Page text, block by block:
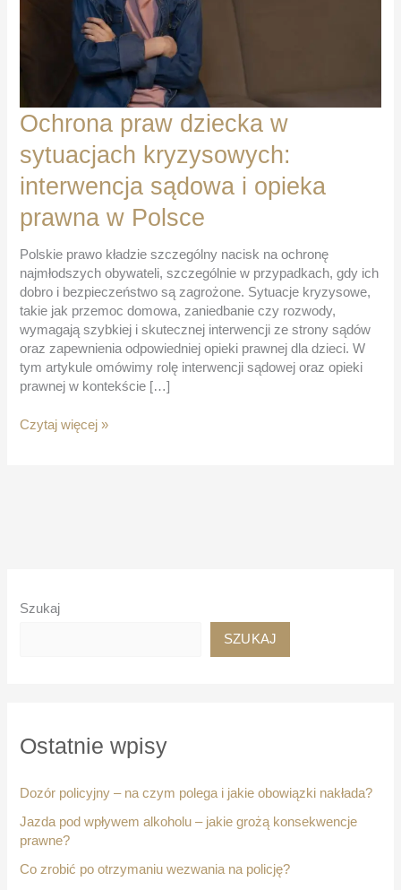
Ochrona praw dziecka w
sytuacjach kryzysowych:
interwencja sądowa i opieka
prawna w Polsce
Polskie prawo kładzie szczególny nacisk na ochronę
najmłodszych obywateli, szczególnie w przypadkach, gdy ich
dobro i bezpieczeństwo są zagrożone. Sytuacje kryzysowe,
takie jak przemoc domowa, zaniedbanie czy rozwody,
wymagają szybkiej i skutecznej interwencji ze strony sądów
oraz zapewnienia odpowiedniej opieki prawnej dla dzieci. W
tym artykule omówimy rolę interwencji sądowej oraz opieki
prawnej w kontekście […]
Ochrona
prawna
Czytaj więcej »
Szukaj
SZUKAJ
Ostatnie wpisy
Dozór policyjny – na czym polega i jakie obowiązki nakłada?
Jazda pod wpływem alkoholu – jakie grożą konsekwencje
prawne?
Co zrobić po otrzymaniu wezwania na policję?